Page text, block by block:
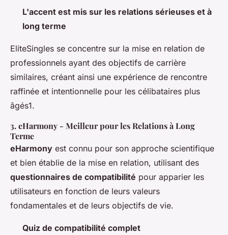
L'accent est mis sur les relations sérieuses et à
long terme
EliteSingles se concentre sur la mise en relation de
professionnels ayant des objectifs de carrière
similaires, créant ainsi une expérience de rencontre
raffinée et intentionnelle pour les célibataires plus
âgés1.
3.eHarmony - Meilleur pour les Relations à Long
Terme
eHarmony est connu pour son approche scientifique
et bien établie de la mise en relation, utilisant des
questionnaires de compatibilité pour apparier les
utilisateurs en fonction de leurs valeurs
fondamentales et de leurs objectifs de vie.
Quiz de compatibilité complet